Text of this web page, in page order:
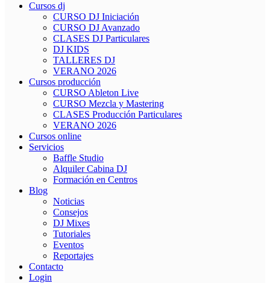
Cursos dj
CURSO DJ Iniciación
CURSO DJ Avanzado
CLASES DJ Particulares
DJ KIDS
TALLERES DJ
VERANO 2026
Cursos producción
CURSO Ableton Live
CURSO Mezcla y Mastering
CLASES Producción Particulares
VERANO 2026
Cursos online
Servicios
Baffle Studio
Alquiler Cabina DJ
Formación en Centros
Blog
Noticias
Consejos
DJ Mixes
Tutoriales
Eventos
Reportajes
Contacto
Login